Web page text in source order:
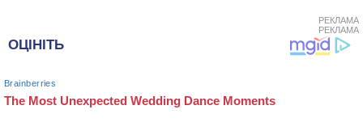
РЕКЛАМА
РЕКЛАМА